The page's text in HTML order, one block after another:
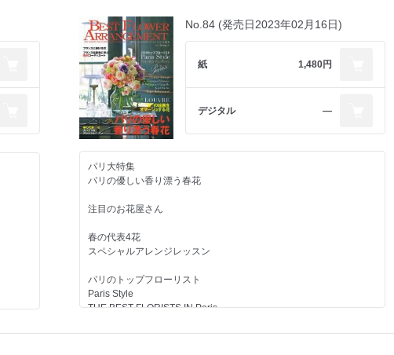
煌めく秋色の装い
このアトリエのココに注目！
BEST FLOWER ARRANGEMENT 創刊90号特別企画
Celebration Arrangement
Memorial Arrangement
Close Up 認定校Report
オンラインフラワースクール
Club de Fleur クラブ・ド・フルール
クラブ・ド・フルールの
おしえて！JINBO先生
REPORT
セリーヌ･アルジャント
フラワーウエディング
連載 花と文学Ⅱ
ERIC CHAUVIN
エリック・ショヴァン
ROMANTIC FLOWERS
世界のフラワークリスマス
FLOWER CHRISTMAS
クリスマスリースレッスン
マリー・アントワネットに捧ぐ花
煌めくクリスマスのテーブルへ
10人のパリのフローリストに学べる
Club de Fleur
No.84 (発売日2023年02月16日)
紙 1,480円
デジタル ―
パリ大特集
パリの優しい香り漂う春花
注目のお花屋さん
春の代表4花
スペシャルアレンジレッスン
パリのトップフローリスト
Paris Style
THE BEST FLORISTS IN Paris
Georges François